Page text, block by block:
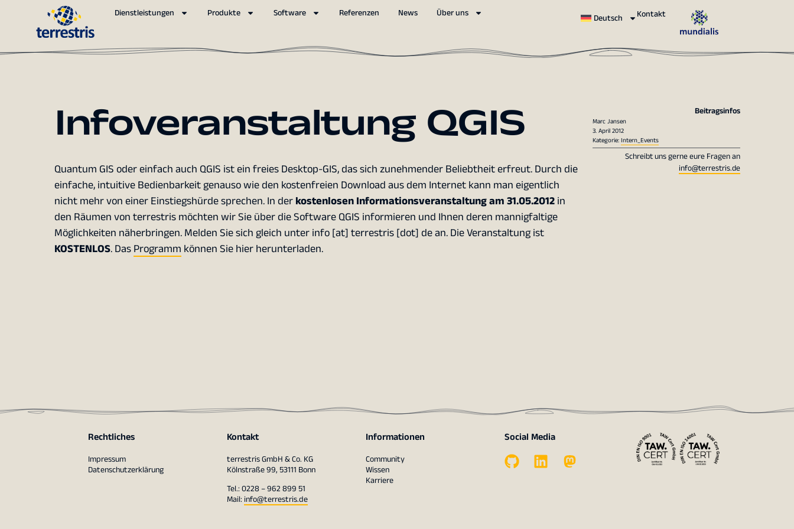
Dienstleistungen Produkte Software Referenzen News Über uns Deutsch Kontakt
Infoveranstaltung QGIS
Quantum GIS oder einfach auch QGIS ist ein freies Desktop-GIS, das sich zunehmender Beliebtheit erfreut. Durch die
einfache, intuitive Bedienbarkeit genauso wie den kostenfreien Download aus dem Internet kann man eigentlich
nicht mehr von einer Einstiegshürde sprechen. In derkostenlosen Informationsveranstaltung am 31.05.2012in
den Räumen von terrestris möchten wir Sie über die Software QGIS informieren und Ihnen deren mannigfaltige
Möglichkeiten näherbringen. Melden Sie sich gleich unter info [at] terrestris [dot] de an. Die Veranstaltung ist
KOSTENLOS. DasProgramm können Sie hier herunterladen.
Beitragsinfos
Marc Jansen
3. April 2012
Kategorie:Intern_Events
Schreibt uns gerne eure Fragen an
info@terrestris.de
Rechtliches
Impressum
Datenschutzerklärung
Kontakt
terrestris GmbH & Co. KG
Kölnstraße 99, 53111 Bonn
Tel.: 0228 – 962 899 51
Mail:info@terrestris.de
Informationen
Community
Wissen
Karriere
Social Media